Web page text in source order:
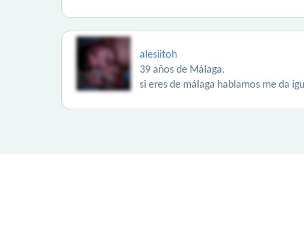
alesiitoh
39 años de Málaga.
si eres de málaga hablamos me da